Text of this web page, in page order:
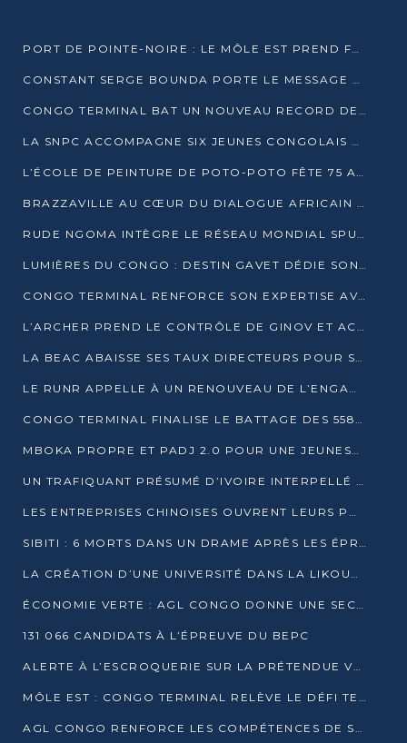
PORT DE POINTE-NOIRE : LE MÔLE EST PREND FORME ET VISE LES GÉANTS DES MERS
CONSTANT SERGE BOUNDA PORTE LE MESSAGE DE COMPASSION DE DENIS SASSOU NGUESSO EN IRAN
CONGO TERMINAL BAT UN NOUVEAU RECORD DE PRODUCTIVITÉ AU PORT DE POINTE-NOIRE
LA SNPC ACCOMPAGNE SIX JEUNES CONGOLAIS AUX OLYMPIADES PANAFRICAINES DE MATHÉMATIQUES
L’ÉCOLE DE PEINTURE DE POTO-POTO FÊTE 75 ANS AU SERVICE DE L’ART CONGOLAIS
BRAZZAVILLE AU CŒUR DU DIALOGUE AFRICAIN SUR LES OBJECTIFS DE DÉVELOPPEMENT DURABLE
RUDE NGOMA INTÈGRE LE RÉSEAU MONDIAL SPUTNIK PRO APRÈS UNE FORMATION À MOSCOU
LUMIÈRES DU CONGO : DESTIN GAVET DÉDIE SON PRIX À L’UNITÉ NATIONALE ET À LA JEUNESSE
CONGO TERMINAL RENFORCE SON EXPERTISE AVEC NEUF NOUVEAUX FORMATEURS EN ENGINS PORTUAIRES
L’ARCHER PREND LE CONTRÔLE DE GINOV ET ACCÉLÈRE SON VIRAGE NUMÉRIQUE
LA BEAC ABAISSE SES TAUX DIRECTEURS POUR SOUTENIR LA CROISSANCE EN ZONE CEMAC
LE RUNR APPELLE À UN RENOUVEAU DE L’ENGAGEMENT MILITANT
CONGO TERMINAL FINALISE LE BATTAGE DES 558 PIEUX DU FUTUR QUAI DU MÔLE EST
MBOKA PROPRE ET PADJ 2.0 POUR UNE JEUNESSE PLUS AUTONOME
UN TRAFIQUANT PRÉSUMÉ D’IVOIRE INTERPELLÉ À DOLISIE
LES ENTREPRISES CHINOISES OUVRENT LEURS PORTES AUX JEUNES DIPLÔMÉS
SIBITI : 6 MORTS DANS UN DRAME APRÈS LES ÉPREUVES DU BEPC
LA CRÉATION D’UNE UNIVERSITÉ DANS LA LIKOUALA AU CŒUR D’UNE RÉFLEXION NATIONALE
ÉCONOMIE VERTE : AGL CONGO DONNE UNE SECONDE VIE À SES DÉCHETS INDUSTRIELS
131 066 CANDIDATS À L’ÉPREUVE DU BEPC
ALERTE À L’ESCROQUERIE SUR LA PRÉTENDUE VENTE DE PARCELLES AFAT
MÔLE EST : CONGO TERMINAL RELÈVE LE DÉFI TECHNIQUE DES SABLES BITUMINEUX
AGL CONGO RENFORCE LES COMPÉTENCES DE SES ÉQUIPES AVEC LA CERTIFICATION CACES® R483